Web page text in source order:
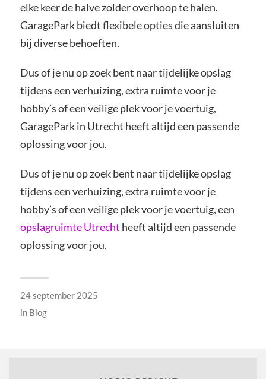
elke keer de halve zolder overhoop te halen.
GaragePark biedt flexibele opties die aansluiten
bij diverse behoeften.
Dus of je nu op zoek bent naar tijdelijke opslag
tijdens een verhuizing, extra ruimte voor je
hobby’s of een veilige plek voor je voertuig,
GaragePark in Utrecht heeft altijd een passende
oplossing voor jou.
Dus of je nu op zoek bent naar tijdelijke opslag
tijdens een verhuizing, extra ruimte voor je
hobby’s of een veilige plek voor je voertuig, een
opslagruimte Utrecht heeft altijd een passende
oplossing voor jou.
24 september 2025
in Blog